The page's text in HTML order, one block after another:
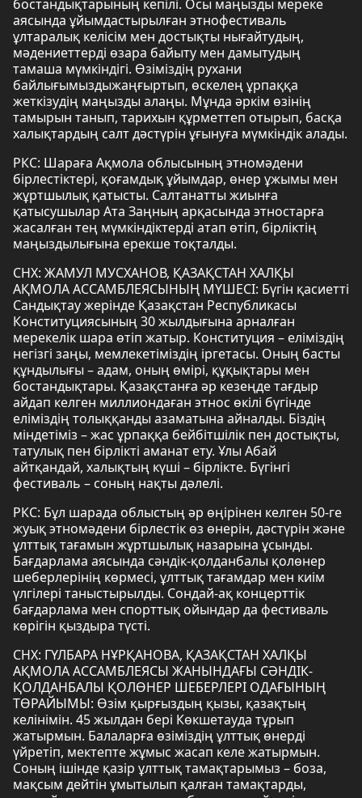
бостандықтарының кепілі. Осы маңызды мереке
аясында ұйымдастырылған этнофестиваль
ұлтаралық келісім мен достықты нығайтудың,
мәдениеттерді өзара байыту мен дамытудың
тамаша мүмкіндігі. Өзіміздің рухани
байлығымыздыжаңғыртып, өскелең ұрпаққа
жеткізудің маңызды алаңы. Мұнда әркім өзінің
тамырын танып, тарихын құрметтеп отырып, басқа
халықтардың салт дәстүрін ұғынуға мүмкіндік алады.
РКС: Шараға Ақмола облысының этномәдени
бірлестіктері, қоғамдық ұйымдар, өнер ұжымы мен
жұртшылық қатысты. Салтанатты жиынға
қатысушылар Ата Заңның арқасында этностарға
жасалған тең мүмкіндіктерді атап өтіп, бірліктің
маңыздылығына ерекше тоқталды.
СНХ: ЖАМУЛ МУСХАНОВ, ҚАЗАҚСТАН ХАЛҚЫ
АҚМОЛА АССАМБЛЕЯСЫНЫҢ МҮШЕСІ: Бүгін қасиетті
Сандықтау жерінде Қазақстан Республикасы
Конституциясының 30 жылдығына арналған
мерекелік шара өтіп жатыр. Конституция – еліміздің
негізгі заңы, мемлекетіміздің іргетасы. Оның басты
құндылығы – адам, оның өмірі, құқықтары мен
бостандықтары. Қазақстанға әр кезеңде тағдыр
айдап келген миллиондаған этнос өкілі бүгінде
еліміздің толыққанды азаматына айналды. Біздің
міндетіміз – жас ұрпаққа бейбітшілік пен достықты,
татулық пен бірлікті аманат ету. Ұлы Абай
айтқандай, халықтың күші – бірлікте. Бүгінгі
фестиваль – соның нақты дәлелі.
РКС: Бұл шарада облыстың әр өңірінен келген 50-ге
жуық этномәдени бірлестік өз өнерін, дәстүрін және
ұлттық тағамын жұртшылық назарына ұсынды.
Бағдарлама аясында сәндік-қолданбалы қолөнер
шеберлерінің көрмесі, ұлттық тағамдар мен киім
үлгілері таныстырылды. Сондай-ақ концерттік
бағдарлама мен спорттық ойындар да фестиваль
көрігін қыздыра түсті.
СНХ: ГҮЛБАРА НҰРҚАНОВА, ҚАЗАҚСТАН ХАЛҚЫ
АҚМОЛА АССАМБЛЕЯСЫ ЖАНЫНДАҒЫ СӘНДІК-
ҚОЛДАНБАЛЫ ҚОЛӨНЕР ШЕБЕРЛЕРІ ОДАҒЫНЫҢ
ТӨРАЙЫМЫ: Өзім қырғыздың қызы, қазақтың
келінімін. 45 жылдан бері Көкшетауда тұрып
жатырмын. Балаларға өзіміздің ұлттық өнерді
үйретіп, мектепте жұмыс жасап келе жатырмын.
Соның ішінде қазір ұлттық тамақтарымыз – боза,
мақсым дейтін ұмытылып қалған тамақтарды,